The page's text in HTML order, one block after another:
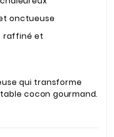
onctueuse
raffiné et
qui transforme
cocon gourmand.